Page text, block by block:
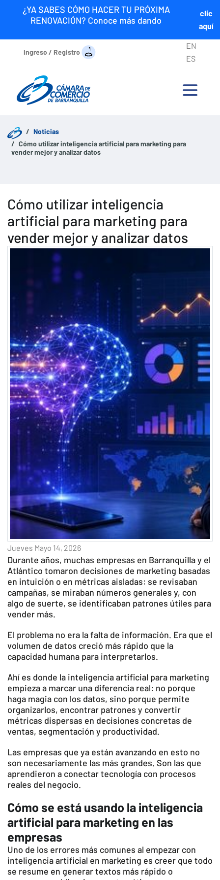
¿YA SABES CÓMO HACER TU PRÓXIMA
RENOVACIÓN? Conoce más dando
clic
aquí
Ingreso / Registro
EN
ES
Noticias
Cómo utilizar inteligencia artificial para marketing para
vender mejor y analizar datos
Cómo utilizar inteligencia
artificial para marketing para
vender mejor y analizar datos
Jueves Mayo 14, 2026
Durante años, muchas empresas en Barranquilla y el
Atlántico tomaron decisiones de marketing basadas
en intuición o en métricas aisladas: se revisaban
campañas, se miraban números generales y, con
algo de suerte, se identificaban patrones útiles para
vender más.
El problema no era la falta de información. Era que el
volumen de datos creció más rápido que la
capacidad humana para interpretarlos.
Ahí es donde la inteligencia artificial para marketing
empieza a marcar una diferencia real: no porque
haga magia con los datos, sino porque permite
organizarlos, encontrar patrones y convertir
métricas dispersas en decisiones concretas de
ventas, segmentación y productividad.
Las empresas que ya están avanzando en esto no
son necesariamente las más grandes. Son las que
aprendieron a conectar tecnología con procesos
reales del negocio.
Cómo se está usando la inteligencia
artificial para marketing en las
empresas
Uno de los errores más comunes al empezar con
inteligencia artificial en marketing es creer que todo
se resume en generar textos más rápido o